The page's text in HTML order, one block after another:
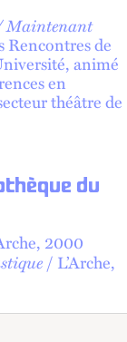
Maintenant
Rencontres de
animé
en
théâtre de
du
2000
/ L’Arche,